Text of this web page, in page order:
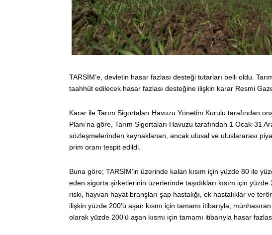
TARSİM’e, devletin hasar fazlası desteği tutarları belli oldu.
taahhüt edilecek hasar fazlası desteğine ilişkin karar Resmi
Karar ile Tarım Sigortaları Havuzu Yönetim Kurulu tarafından
Planı’na göre, Tarım Sigortaları Havuzu tarafından 1 Ocak-31
sözleşmelerinden kaynaklanan, ancak ulusal ve uluslararası
prim oranı tespit edildi.
Buna göre; TARSİM’in üzerinde kalan kısım için yüzde 80 ile
eden sigorta şirketlerinin üzerlerinde taşıdıkları kısım için
riski, hayvan hayat branşları şap hastalığı, ek hastalıklar ve
ilişkin yüzde 200’ü aşan kısmı için tamamı itibarıyla,
olarak yüzde 200’ü aşan kısmı için tamamı itibarıyla hasar